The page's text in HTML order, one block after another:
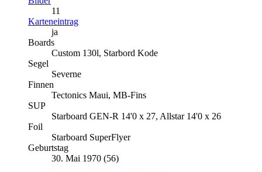
11
Karteneintrag
ja
Boards
Custom 130l, Starbord Kode
Segel
Severne
Finnen
Tectonics Maui, MB-Fins
SUP
Starboard GEN-R 14'0 x 27, Allstar 14'0 x 26
Foil
Starboard SuperFlyer
Geburtstag
30. Mai 1970 (56)